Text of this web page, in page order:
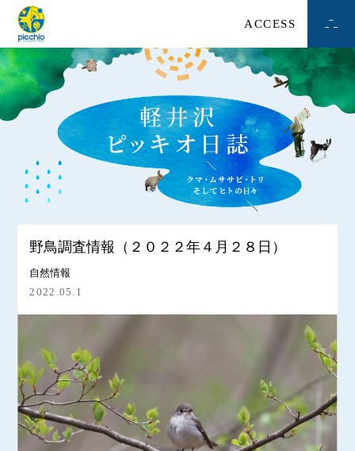
ACCESS
野鳥調査情報（２０２２年４月２８日）
自然情報
2022.05.1